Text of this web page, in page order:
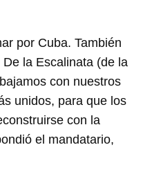
por Cuba. También
la Escalinata (de la
con nuestros
unidos, para que los
con la
el mandatario,